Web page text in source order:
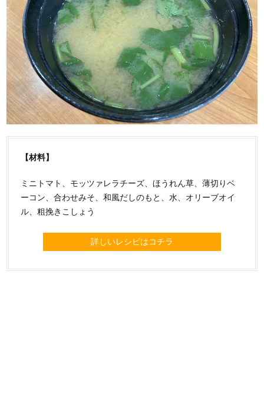
【材料】
ミニトマト、モッツァレラチーズ、ほうれん草、薄切りベ
ーコン、合わせみそ、和風だしのもと、水、オリーブオイ
ル、粗挽きこしょう
詳しいレシピはコチラ